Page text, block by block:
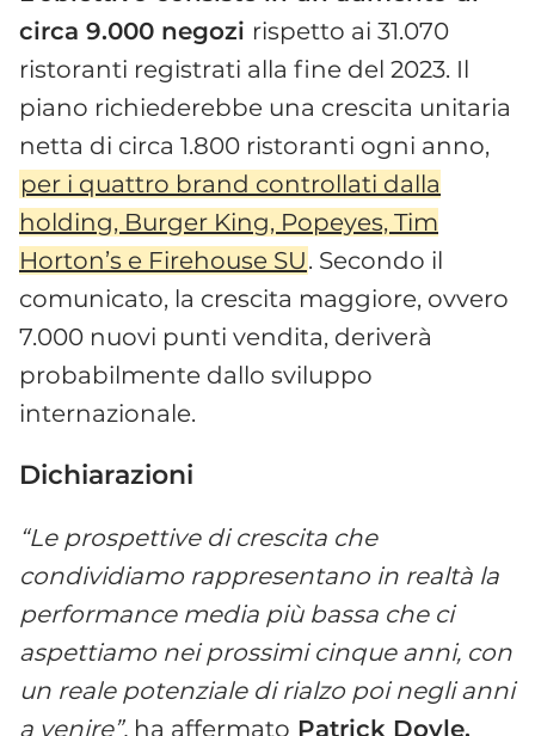
circa 9.000 negozi rispetto ai 31.070
ristoranti registrati alla fine del 2023. Il
piano richiederebbe una crescita unitaria
netta di circa 1.800 ristoranti ogni anno,
per i quattro brand controllati dalla
holding, Burger King, Popeyes, Tim
Horton’s e Firehouse SU. Secondo il
comunicato, la crescita maggiore, ovvero
7.000 nuovi punti vendita, deriverà
probabilmente dallo sviluppo
internazionale.
Dichiarazioni
“Le prospettive di crescita che
condividiamo rappresentano in realtà la
performance media più bassa che ci
aspettiamo nei prossimi cinque anni, con
un reale potenziale di rialzo poi negli anni
a venire”, ha affermato Patrick Doyle,